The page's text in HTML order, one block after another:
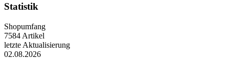
Statistik
Shopumfang
7584 Artikel
letzte Aktualisierung
02.08.2026